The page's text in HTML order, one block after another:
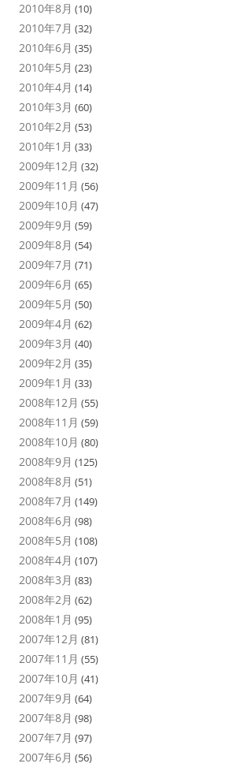
2010年8月 (10)
2010年7月 (32)
2010年6月 (35)
2010年5月 (23)
2010年4月 (14)
2010年3月 (60)
2010年2月 (53)
2010年1月 (33)
2009年12月 (32)
2009年11月 (56)
2009年10月 (47)
2009年9月 (59)
2009年8月 (54)
2009年7月 (71)
2009年6月 (65)
2009年5月 (50)
2009年4月 (62)
2009年3月 (40)
2009年2月 (35)
2009年1月 (33)
2008年12月 (55)
2008年11月 (59)
2008年10月 (80)
2008年9月 (125)
2008年8月 (51)
2008年7月 (149)
2008年6月 (98)
2008年5月 (108)
2008年4月 (107)
2008年3月 (83)
2008年2月 (62)
2008年1月 (95)
2007年12月 (81)
2007年11月 (55)
2007年10月 (41)
2007年9月 (64)
2007年8月 (98)
2007年7月 (97)
2007年6月 (56)